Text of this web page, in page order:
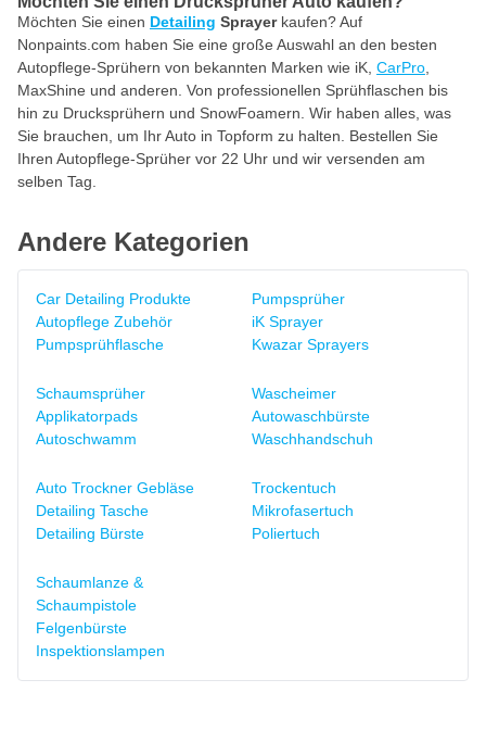
Möchten Sie einen Detailing Sprayer kaufen? Auf
Nonpaints.com haben Sie eine große Auswahl an den besten
Autopflege-Sprühern von bekannten Marken wie iK, CarPro
MaxShine und anderen. Von professionellen Sprühflaschen bis
hin zu Drucksprühern und SnowFoamern. Wir haben alles, was
Sie brauchen, um Ihr Auto in Topform zu halten. Bestellen Sie
Ihren Autopflege-Sprüher vor 22 Uhr und wir versenden am
selben Tag.
Andere Kategorien
Car Detailing Produkte
Autopflege Zubehör
Pumpsprühflasche
Pumpsprüher
iK Sprayer
Kwazar Sprayers
Schaumsprüher
Applikatorpads
Autoschwamm
Wascheimer
Autowaschbürste
Waschhandschuh
Auto Trockner Gebläse
Detailing Tasche
Detailing Bürste
Trockentuch
Mikrofasertuch
Poliertuch
Schaumlanze &
Schaumpistole
Felgenbürste
Inspektionslampen